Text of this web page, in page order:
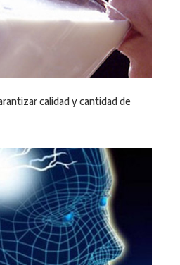
calidad y cantidad de